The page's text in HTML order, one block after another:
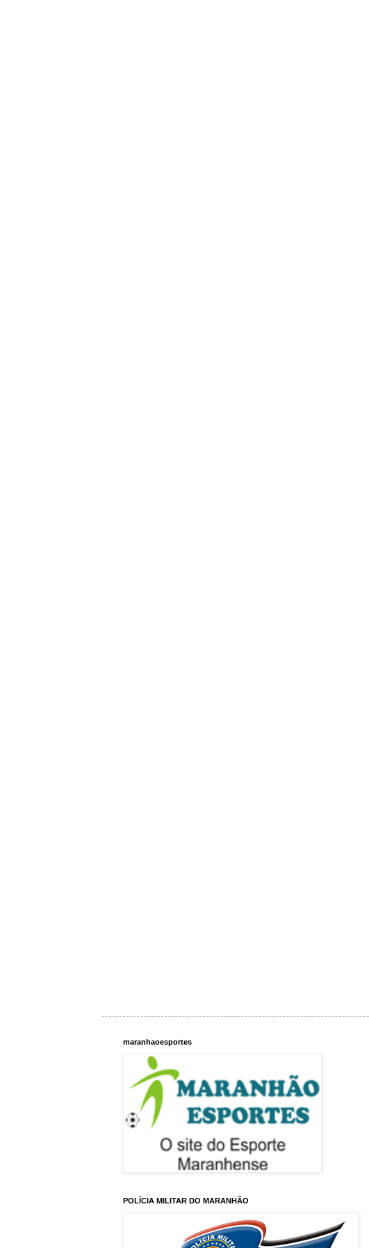
maranhaoesportes
POLÍCIA MILITAR DO MARANHÃO